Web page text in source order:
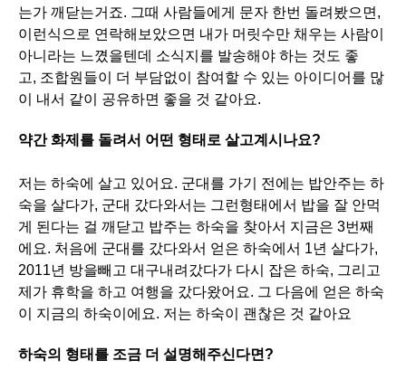
는가 깨닫는거죠. 그때 사람들에게 문자 한번 돌려봤으면,
이런식으로 연락해보았으면 내가 머릿수만 채우는 사람이
아니라는 느꼈을텐데 소식지를 발송해야 하는 것도 좋
고, 조합원들이 더 부담없이 참여할 수 있는 아이디어를 많
이 내서 같이 공유하면 좋을 것 같아요.
약간 화제를 돌려서 어떤 형태로 살고계시나요?
저는 하숙에 살고 있어요. 군대를 가기 전에는 밥안주는 하
숙을 살다가, 군대 갔다와서는 그런형태에서 밥을 잘 안먹
게 된다는 걸 깨닫고 밥주는 하숙을 찾아서 지금은 3번째
에요. 처음에 군대를 갔다와서 얻은 하숙에서 1년 살다가,
2011년 방을빼고 대구내려갔다가 다시 잡은 하숙, 그리고
제가 휴학을 하고 여행을 갔다왔어요. 그 다음에 얻은 하숙
이 지금의 하숙이에요. 저는 하숙이 괜찮은 것 같아요
하숙의 형태를 조금 더 설명해주신다면?